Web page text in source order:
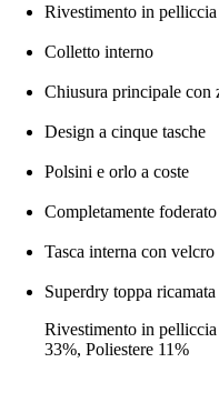
Rivestimento in
Colletto interno
Chiusura principale con
Design a cinque tasche
Polsini e orlo a coste
Completamente foderato
Tasca interna con velcro
Superdry toppa
Rivestimento in
33%, Poliestere 11%